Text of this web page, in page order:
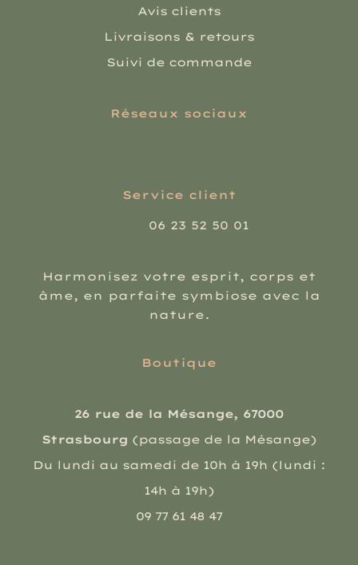
Avis clients
Livraisons & retours
Suivi de commande
Réseaux sociaux
Service client
06 23 52 50 01
Harmonisez votre esprit, corps et
âme, en parfaite symbiose avec la
nature.
Boutique
26 rue de la Mésange, 67000
Strasbourg (passage de la Mésange)
Du lundi au samedi de 10h à 19h (lundi :
14h à 19h)
09 77 61 48 47